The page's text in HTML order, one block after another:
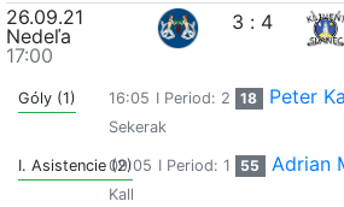
26.09.21
Nedeľa
17:00
3 : 4
Góly (1) 16:05 I Period: 2 18 Peter
Sekerak
I. Asistencie (2)09:05 I Period: 1 55 Adrian
Kall